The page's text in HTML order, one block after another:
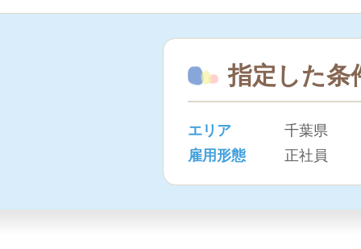
指定した条
エリア
千葉県
雇用形態
正社員